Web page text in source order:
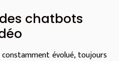
chatbots
évolué, toujours